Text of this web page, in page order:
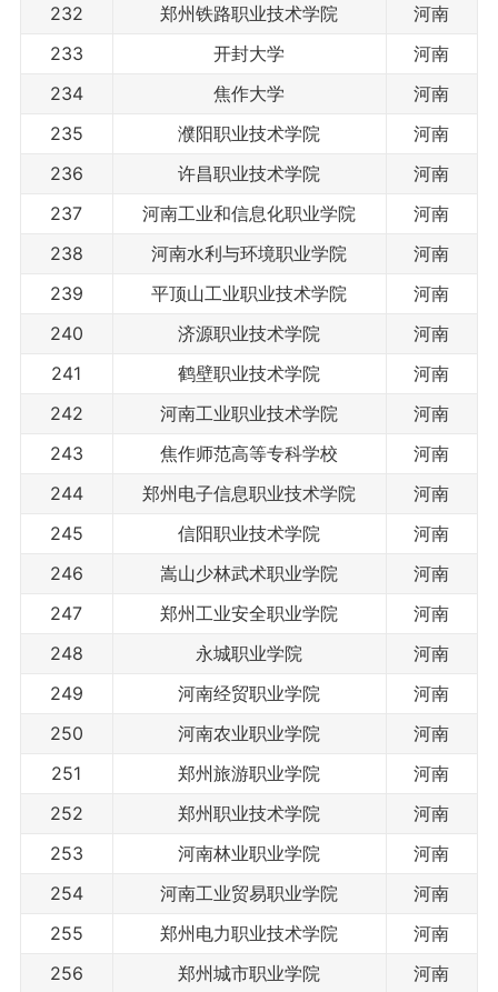
232
郑州铁路职业技术学院
河南
233
开封大学
河南
234
焦作大学
河南
235
濮阳职业技术学院
河南
236
许昌职业技术学院
河南
237
河南工业和信息化职业学院
河南
238
河南水利与环境职业学院
河南
239
平顶山工业职业技术学院
河南
240
济源职业技术学院
河南
241
鹤壁职业技术学院
河南
242
河南工业职业技术学院
河南
243
焦作师范高等专科学校
河南
244
郑州电子信息职业技术学院
河南
245
信阳职业技术学院
河南
246
嵩山少林武术职业学院
河南
247
郑州工业安全职业学院
河南
248
永城职业学院
河南
249
河南经贸职业学院
河南
250
河南农业职业学院
河南
251
郑州旅游职业学院
河南
252
郑州职业技术学院
河南
253
河南林业职业学院
河南
254
河南工业贸易职业学院
河南
255
郑州电力职业技术学院
河南
256
郑州城市职业学院
河南